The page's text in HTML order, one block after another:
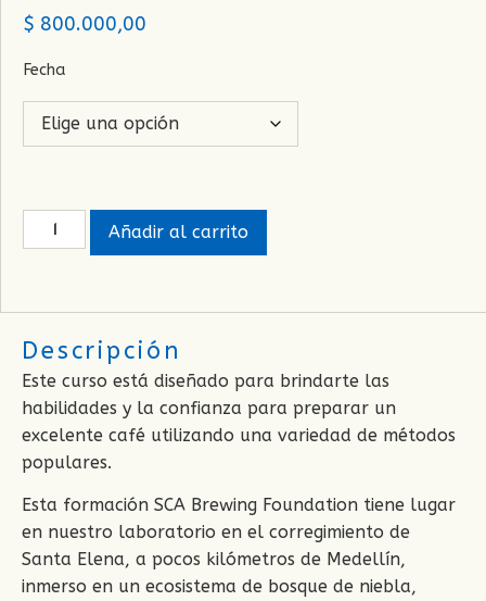
$ 800.000,00
Fecha
Añadir al carrito
Descripción
Este curso está diseñado para brindarte las
habilidades y la confianza para preparar un
excelente café utilizando una variedad de métodos
populares.
Esta formación SCA Brewing Foundation tiene lugar
en nuestro laboratorio en el corregimiento de
Santa Elena, a pocos kilómetros de Medellín,
inmerso en un ecosistema de bosque de niebla,